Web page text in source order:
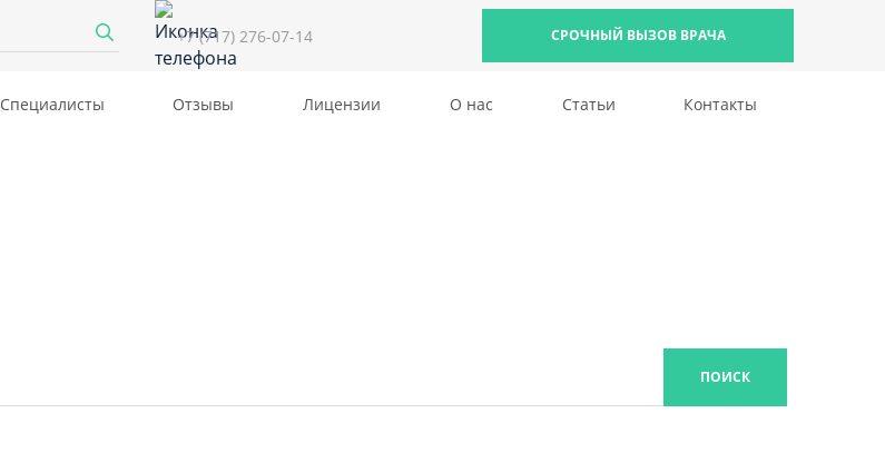
+7 (717) 276-07-14 СРОЧНЫЙ ВЫЗОВ ВРАЧА
Специалисты Отзывы Лицензии О нас Статьи Контакты
ПОИСК